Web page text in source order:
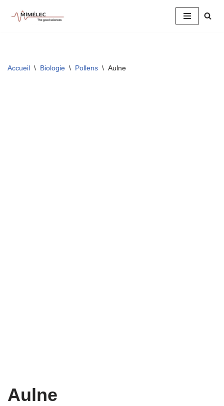
Accueil \ Biologie \ Pollens \ Aulne
Aulne